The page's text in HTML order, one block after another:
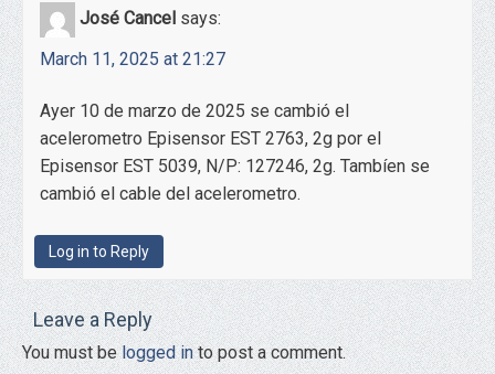
José Cancel says:
March 11, 2025 at 21:27
Ayer 10 de marzo de 2025 se cambió el
acelerometro Episensor EST 2763, 2g por el
Episensor EST 5039, N/P: 127246, 2g. Tambíen se
cambió el cable del acelerometro.
Log in to Reply
Leave a Reply
You must belogged into post a comment.